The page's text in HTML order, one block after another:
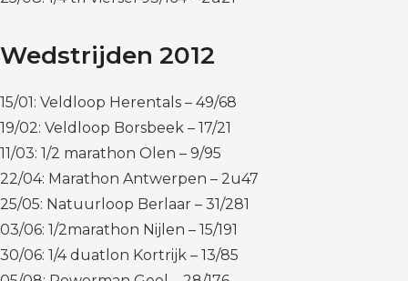
Wedstrijden 2012
15/01: Veldloop Herentals – 49/68
19/02: Veldloop Borsbeek – 17/21
11/03: 1/2 marathon Olen – 9/95
22/04: Marathon Antwerpen – 2u47
25/05: Natuurloop Berlaar – 31/281
03/06: 1/2marathon Nijlen – 15/191
30/06: 1/4 duatlon Kortrijk – 13/85